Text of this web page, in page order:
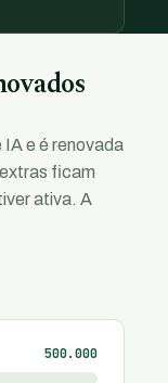
e é renovada
ficam
ativa. A
500.000